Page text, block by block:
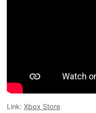
Link:Xbox Store